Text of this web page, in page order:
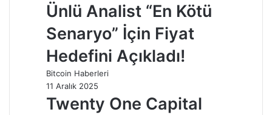
Ünlü Analist “En Kötü
Senaryo” İçin Fiyat
Hedefini Açıkladı!
Bitcoin Haberleri
11 Aralık 2025
Twenty One Capital